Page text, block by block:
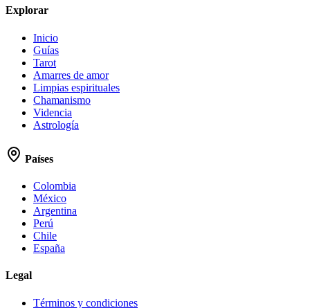
Explorar
Inicio
Guías
Tarot
Amarres de amor
Limpias espirituales
Chamanismo
Videncia
Astrología
Países
Colombia
México
Argentina
Perú
Chile
España
Legal
Términos y condiciones